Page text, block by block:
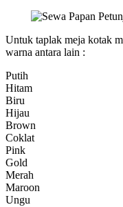
Untuk taplak meja kotak
warna antara lain :
Putih
Hitam
Biru
Hijau
Brown
Coklat
Pink
Gold
Merah
Maroon
Ungu